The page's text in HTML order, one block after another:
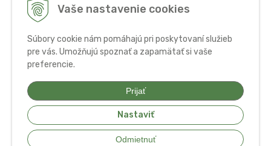
Vaše nastavenie cookies
Súbory cookie nám pomáhajú pri poskytovaní služieb
pre vás. Umožňujú spoznať a zapamätať si vaše
preferencie.
Prijať
Nastaviť
Odmietnuť
Ochrana osobných údajov
© 2026 Bio potraviny, zdravá výživa a doplnky • tvorba eshopu cez